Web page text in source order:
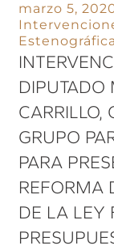
marzo 5,
Estenográfica
DIPUTADO
CARRILLO,
GRUPO
PARA
REFORMA
DE LA LEY